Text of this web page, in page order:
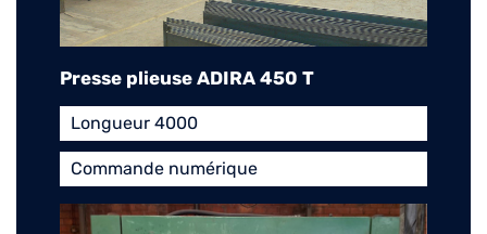
Presse plieuse ADIRA 450 T
Longueur 4000
Commande numérique